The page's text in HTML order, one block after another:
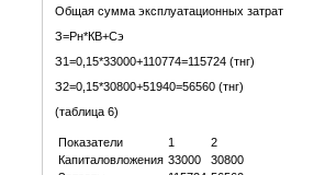
Общая сумма эксплуатационных затрат
З=Рн*КВ+Сэ
З1=0,15*33000+110774=115724 (тнг)
З2=0,15*30800+51940=56560 (тнг)
(таблица 6)
Показатели 1
2
Капиталовложения 33000
30800